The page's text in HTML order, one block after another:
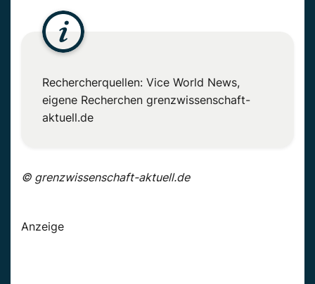
Rechercherquellen: Vice World News,
eigene Recherchen grenzwissenschaft-
aktuell.de
© grenzwissenschaft-aktuell.de
Anzeige